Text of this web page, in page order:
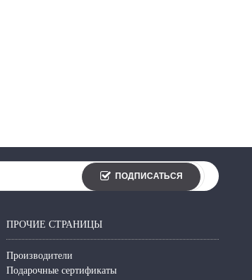
ПОДПИСАТЬСЯ
ПРОЧИЕ СТРАНИЦЫ
Производители
Подарочные сертификаты